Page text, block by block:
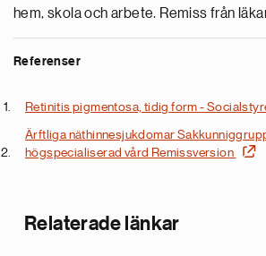
hem, skola och arbete. Remiss från
Referenser
Retinitis pigmentosa, tidig form -
Ärftliga näthinnesjukdomar
högspecialiserad vård Remissversion
Relaterade länkar